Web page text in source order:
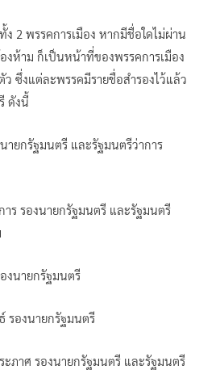
2 พรรคการเมือง หากมีชื่อใดไม่ผ่าน
ห้าม ก็เป็นหน้าที่ของพรรคการเมือง
ซึ่งแต่ละพรรคมีรายชื่อสำรองไว้แล้ว
ดังนี้
ยกรัฐมนตรี และรัฐมนตรีว่าการ
ร รองนายกรัฐมนตรี และรัฐมนตรี
งนายกรัฐมนตรี
รองนายกรัฐมนตรี
ภาศ รองนายกรัฐมนตรี และรัฐมนตรี